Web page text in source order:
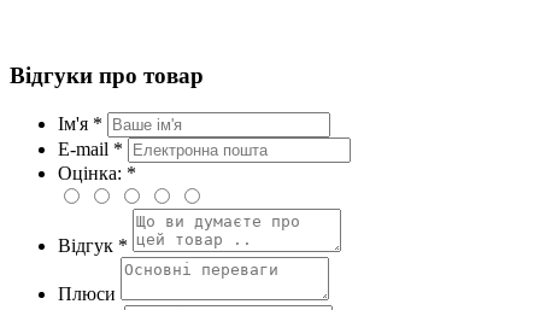
Відгуки про товар
Ім'я *
E-mail *
Оцінка: *
Відгук *
Плюси